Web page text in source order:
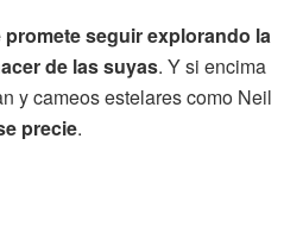
promete seguir explorando la
de las suyas. Y si encima
y cameos estelares como Neil
precie.